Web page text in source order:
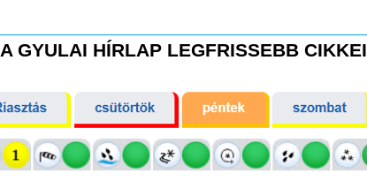
A GYULAI HÍRLAP LEGFRISSEBB CIKKEI